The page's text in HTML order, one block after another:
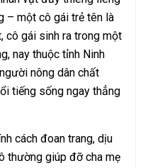
– một cô gái trẻ tên là
cô gái sinh ra trong một
nay thuộc tỉnh Ninh
nông dân chất
tiếng sống ngay thẳng
cách đoan trang, dịu
thường giúp đỡ cha mẹ